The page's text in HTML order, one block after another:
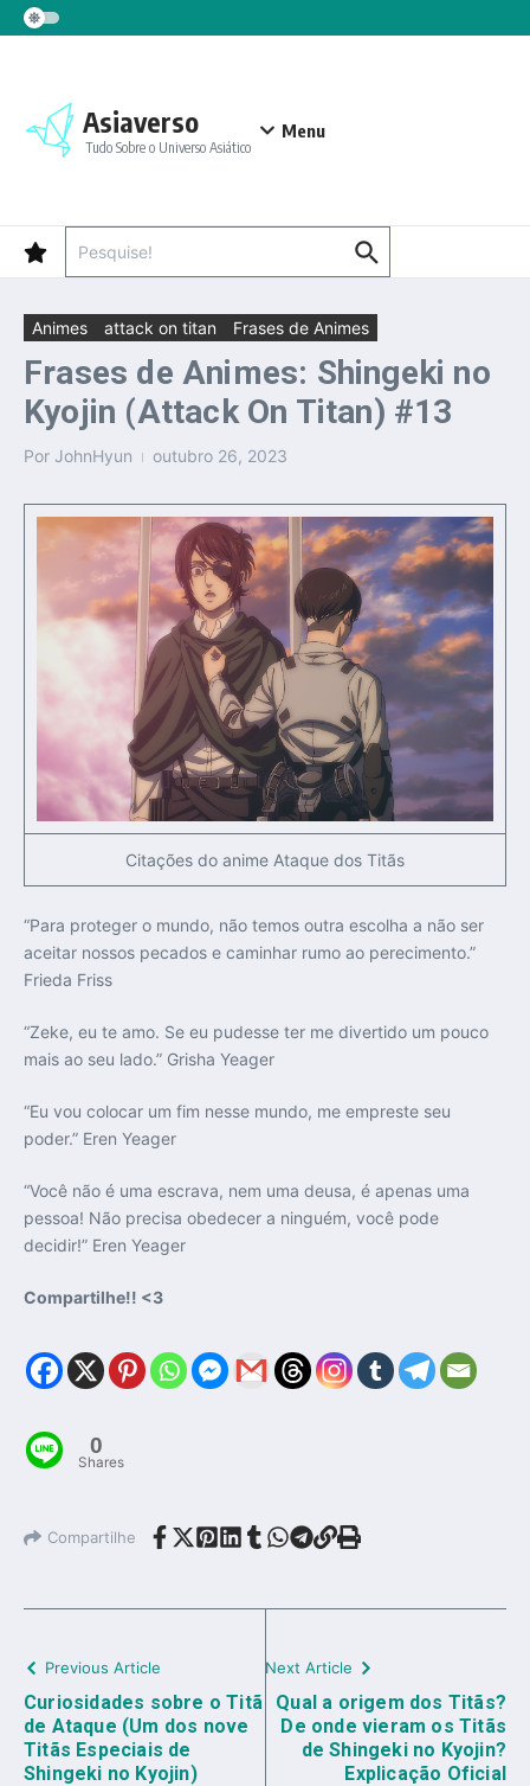
Ir para o conteúdo
Asiaverso
Tudo Sobre o Universo Asiático
Menu
Animes attack on titan Frases de Animes
Frases de Animes: Shingeki no
Kyojin (Attack On Titan) #13
Por JohnHyun outubro 26, 2023
Citações do anime Ataque dos Titãs
“Para proteger o mundo, não temos outra escolha a não ser
aceitar nossos pecados e caminhar rumo ao perecimento.”
Frieda Friss
“Zeke, eu te amo. Se eu pudesse ter me divertido um pouco
mais ao seu lado.” Grisha Yeager
“Eu vou colocar um fim nesse mundo, me empreste seu
poder.” Eren Yeager
“Você não é uma escrava, nem uma deusa, é apenas uma
pessoa! Não precisa obedecer a ninguém, você pode
decidir!” Eren Yeager
Compartilhe!! <3
0
Shares
Compartilhe
Previous Article
Curiosidades sobre o Titã
de Ataque (Um dos nove
Titãs Especiais de
Shingeki no Kyojin)
Next Article
Qual a origem dos Titãs?
De onde vieram os Titãs
de Shingeki no Kyojin?
Explicação Oficial